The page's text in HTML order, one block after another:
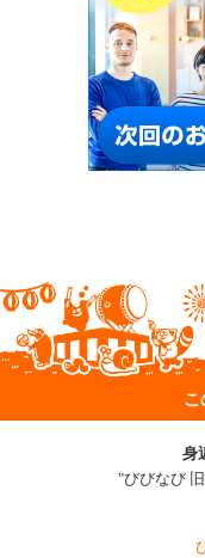
こ
身
"びびなび